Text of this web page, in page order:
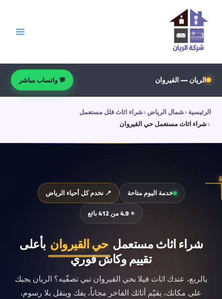
المحتوى
الريان — القيروان 💬 واتساب مباشر
الرئيسية شمال الرياض
شراء اثاث فلل مستعمل
شراء اثاث مستعمل حي القيروان
خدمة اليوم متاحة
📍 نخدم كل أحياء الرياض
⭐ 4.9 من 412 بائع
شراء اثاث مستعمل حي القيروان بأعلى
تقييم وكاش فوري
يالربع، عندك اثاث فيلا بحي القيروان تبي تصفّيه؟ الريان يجيك
على مكانك، يقيّم أثاثك الفاخر مجاناً، يفك وينقل بلا رسوم،